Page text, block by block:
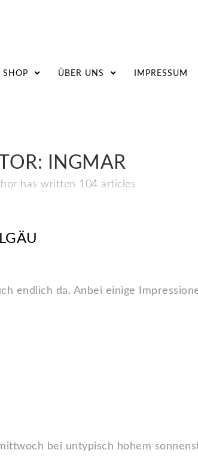
SHOP ÜBER UNS IMPRESSUM
INGMAR
has written 104 articles
endlich da. Anbei einige
bei untypisch hohem